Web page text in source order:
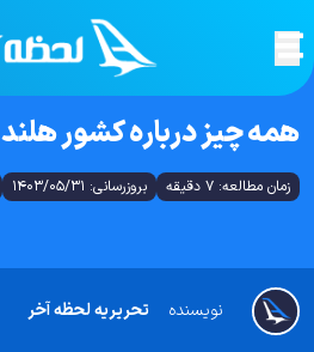
همه چیز درباره کشور هلند
زمان مطالعه: 7 دقیقه بروزرسانی: 1403/05/31
تحریریه لحظه آخر نویسنده